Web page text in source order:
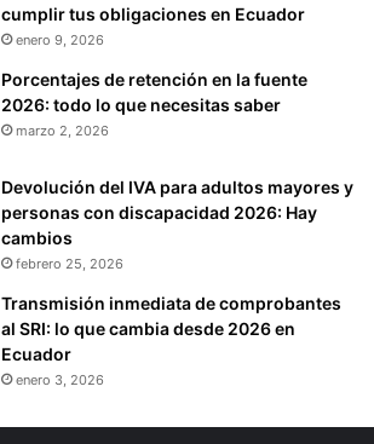
cumplir tus obligaciones en Ecuador
enero 9, 2026
Porcentajes de retención en la fuente
2026: todo lo que necesitas saber
marzo 2, 2026
Devolución del IVA para adultos mayores y
personas con discapacidad 2026: Hay
cambios
febrero 25, 2026
Transmisión inmediata de comprobantes
al SRI: lo que cambia desde 2026 en
Ecuador
enero 3, 2026